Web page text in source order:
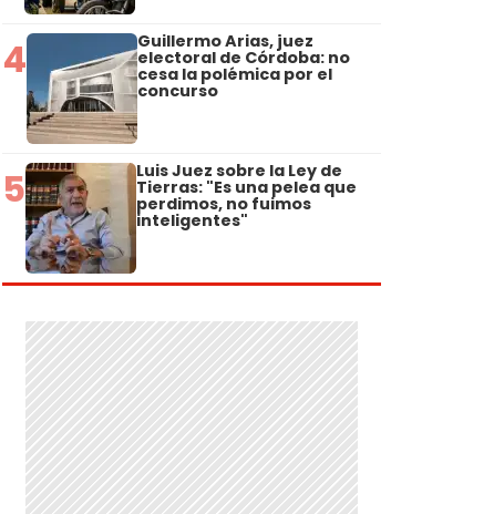
4 Guillermo Arias, juez
electoral de Córdoba: no
cesa la polémica por el
concurso
5 Luis Juez sobre la Ley de
Tierras: "Es una pelea que
perdimos, no fuimos
inteligentes"